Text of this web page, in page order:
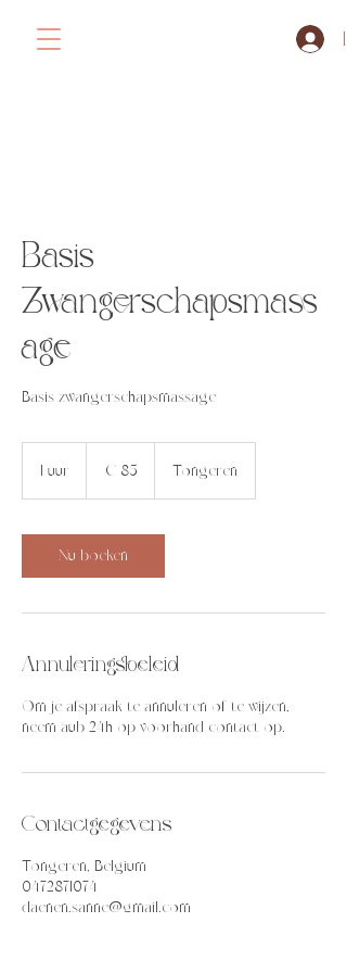
Basis
Zwangerschapsmass
age
Basis zwangerschapsmassage
1 uur € 85 Tongeren
Nu boeken
Annuleringsbeleid
Om je afspraak te annuleren of te wijzen,
neem aub 24h op voorhand contact op.
Contactgegevens
Tongeren, Belgium
0472871074
daenen.sanne@gmail.com